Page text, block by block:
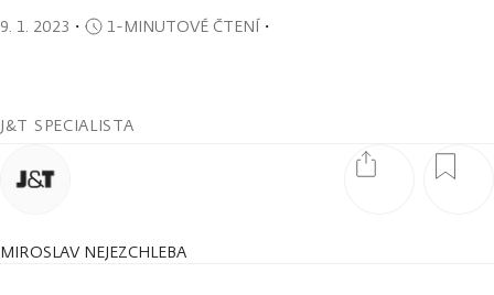
9. 1. 2023 ・ 1-MINUTOVÉ ČTENÍ・
J&T SPECIALISTA
MIROSLAV NEJEZCHLEBA